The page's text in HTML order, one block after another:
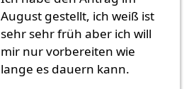
August gestellt, ich weiß ist
sehr sehr früh aber ich will
mir nur vorbereiten wie
lange es dauern kann.